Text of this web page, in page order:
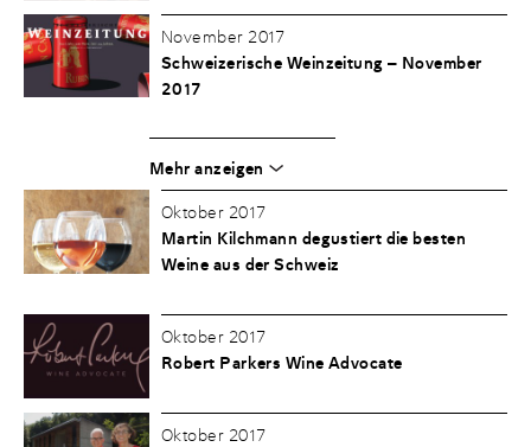
November 2017
Schweizerische Weinzeitung – November
2017
Mehr anzeigen
Oktober 2017
Martin Kilchmann degustiert die besten
Weine aus der Schweiz
Oktober 2017
Robert Parkers Wine Advocate
Oktober 2017